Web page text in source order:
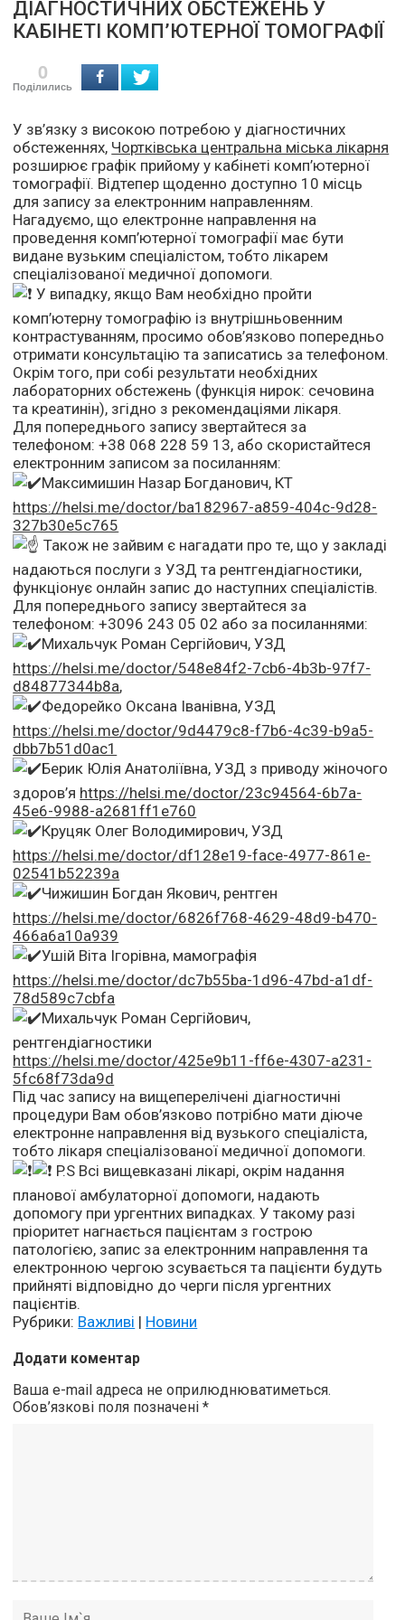
ДІАГНОСТИЧНИХ ОБСТЕЖЕНЬ У
КАБІНЕТІ КОМП’ЮТЕРНОЇ ТОМОГРАФІЇ
0
Поділились
У зв’язку з високою потребою у діагностичних
обстеженнях, Чортківська центральна міська лікарня
розширює графік прийому у кабінеті комп’ютерної
томографії. Відтепер щоденно доступно 10 місць
для запису за електронним направленням.
Нагадуємо, що електронне направлення на
проведення комп’ютерної томографії має бути
видане вузьким спеціалістом, тобто лікарем
спеціалізованої медичної допомоги.
У випадку, якщо Вам необхідно пройти
комп’ютерну томографію із внутрішньовенним
контрастуванням, просимо обов’язково попередньо
отримати консультацію та записатись за телефоном.
Окрім того, при собі результати необхідних
лабораторних обстежень (функція нирок: сечовина
та креатинін), згідно з рекомендаціями лікаря.
Для попереднього запису звертайтеся за
телефоном: +38 068 228 59 13, або скористайтеся
електронним записом за посиланням:
Максимишин Назар Богданович, КТ
https://helsi.me/doctor/ba182967-a859-404c-9d28-
327b30e5c765
Також не зайвим є нагадати про те, що у закладі
надаються послуги з УЗД та рентгендіагностики,
функціонує онлайн запис до наступних спеціалістів.
Для попереднього запису звертайтеся за
телефоном: +3096 243 05 02 або за посиланнями:
Михальчук Роман Сергійович, УЗД
https://helsi.me/doctor/548e84f2-7cb6-4b3b-97f7-
d84877344b8a,
Федорейко Оксана Іванівна, УЗД
https://helsi.me/doctor/9d4479c8-f7b6-4c39-b9a5-
dbb7b51d0ac1
Берик Юлія Анатоліївна, УЗД з приводу жіночого
здоров’я https://helsi.me/doctor/23c94564-6b7a-
45e6-9988-a2681ff1e760
Круцяк Олег Володимирович, УЗД
https://helsi.me/doctor/df128e19-face-4977-861e-
02541b52239a
Чижишин Богдан Якович, рентген
https://helsi.me/doctor/6826f768-4629-48d9-b470-
466a6a10a939
Ушій Віта Ігорівна, мамографія
https://helsi.me/doctor/dc7b55ba-1d96-47bd-a1df-
78d589c7cbfa
Михальчук Роман Сергійович,
рентгендіагностики
https://helsi.me/doctor/425e9b11-ff6e-4307-a231-
5fc68f73da9d
Під час запису на вищеперелічені діагностичні
процедури Вам обов’язково потрібно мати діюче
електронне направлення від вузького спеціаліста,
тобто лікаря спеціалізованої медичної допомоги.
P.S Всі вищевказані лікарі, окрім надання
планової амбулаторної допомоги, надають
допомогу при ургентних випадках. У такому разі
пріоритет нагнається пацієнтам з гострою
патологією, запис за електронним направлення та
електронною чергою зсувається та пацієнти будуть
прийняті відповідно до черги після ургентних
пацієнтів.
Рубрики: Важливі | Новини
Додати коментар
Ваша e-mail адреса не оприлюднюватиметься.
Обов’язкові поля позначені*